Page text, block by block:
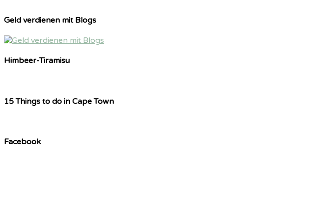
Geld verdienen mit Blogs
Himbeer-Tiramisu
15 Things to do in Cape Town
Facebook